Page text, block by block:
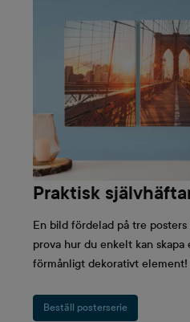
Praktisk
En bild fördelad på tre
prova hur du enkelt kan
förmånligt dekorativt element!
Beställ posterserie